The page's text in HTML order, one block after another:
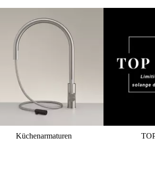
Küchenarmaturen